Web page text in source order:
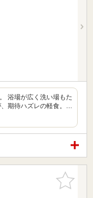
浴場が広く洗い場もた
期待ハズレの軽食。…
お気に入
りに追加